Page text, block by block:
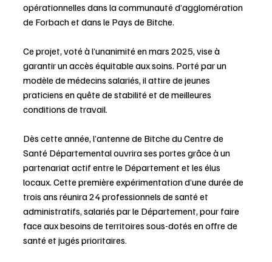
opérationnelles dans la communauté d’agglomération
de Forbach et dans le Pays de Bitche.
Ce projet, voté à l’unanimité en mars 2025, vise à
garantir un accès équitable aux soins. Porté par un
modèle de médecins salariés, il attire de jeunes
praticiens en quête de stabilité et de meilleures
conditions de travail.
Dès cette année, l’antenne de Bitche du Centre de
Santé Départemental ouvrira ses portes grâce à un
partenariat actif entre le Département et les élus
locaux. Cette première expérimentation d’une durée de
trois ans réunira 24 professionnels de santé et
administratifs, salariés par le Département, pour faire
face aux besoins de territoires sous-dotés en offre de
santé et jugés prioritaires.